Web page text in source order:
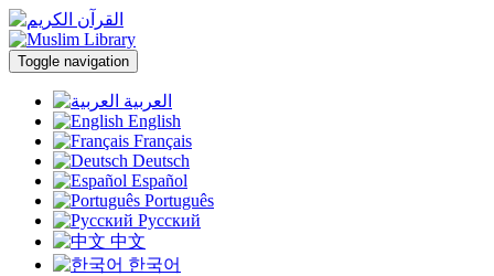
Toggle navigation
العربية
English
Français
Deutsch
Español
Português
Русский
中文
한국어